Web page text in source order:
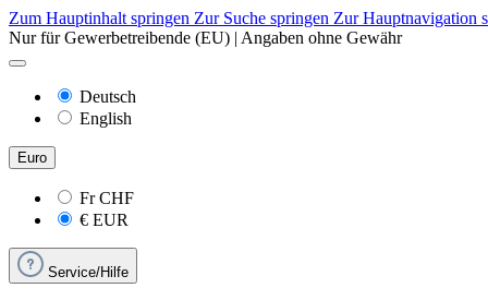
Zum Hauptinhalt springen Zur Suche springen Zur Hauptnavigation
Nur für Gewerbetreibende (EU) | Angaben ohne Gewähr
Deutsch
English
Euro
FrCHF
€ EUR
Service/Hilfe